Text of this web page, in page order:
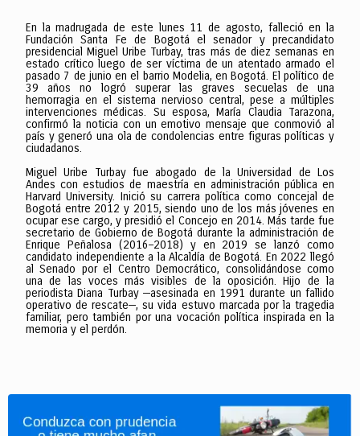
En la madrugada de este lunes 11 de agosto, falleció en la
Fundación Santa Fe de Bogotá el senador y precandidato
presidencial Miguel Uribe Turbay, tras más de diez semanas en
estado crítico luego de ser víctima de un atentado armado el
pasado 7 de junio en el barrio Modelia, en Bogotá. El político de
39 años no logró superar las graves secuelas de una
hemorragia en el sistema nervioso central, pese a múltiples
intervenciones médicas. Su esposa, María Claudia Tarazona,
confirmó la noticia con un emotivo mensaje que conmovió al
país y generó una ola de condolencias entre figuras políticas y
ciudadanos.
Miguel Uribe Turbay fue abogado de la Universidad de Los
Andes con estudios de maestría en administración pública en
Harvard University. Inició su carrera política como concejal de
Bogotá entre 2012 y 2015, siendo uno de los más jóvenes en
ocupar ese cargo, y presidió el Concejo en 2014. Más tarde fue
secretario de Gobierno de Bogotá durante la administración de
Enrique Peñalosa (2016–2018) y en 2019 se lanzó como
candidato independiente a la Alcaldía de Bogotá. En 2022 llegó
al Senado por el Centro Democrático, consolidándose como
una de las voces más visibles de la oposición. Hijo de la
periodista Diana Turbay —asesinada en 1991 durante un fallido
operativo de rescate—, su vida estuvo marcada por la tragedia
familiar, pero también por una vocación política inspirada en la
memoria y el perdón.